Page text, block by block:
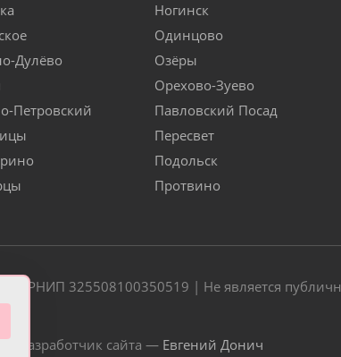
Дулёво
Петровский
Ногинск
Одинцово
Озёры
Орехово-Зуево
Павловский Посад
Пересвет
Подольск
Протвино
ОГРНИП 325508100350519 | Не является
Разработчик сайта — Евгений Донич